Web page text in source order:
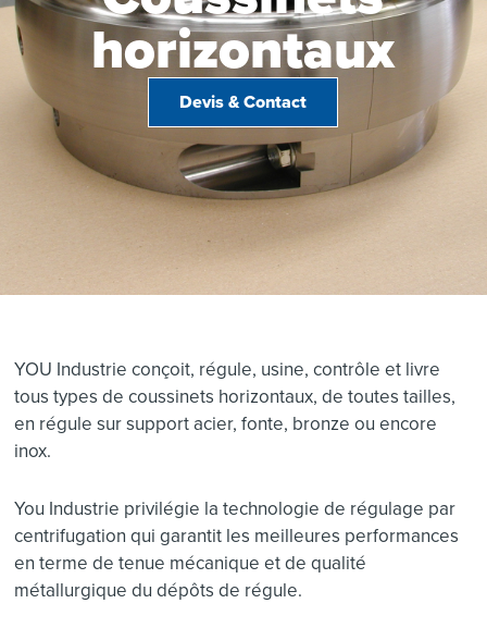
horizontaux
Devis & Contact
YOU Industrie conçoit, régule, usine, contrôle et livre
tous types de coussinets horizontaux, de toutes tailles,
en régule sur support acier, fonte, bronze ou encore
inox.
You Industrie privilégie la technologie de régulage par
centrifugation qui garantit les meilleures performances
en terme de tenue mécanique et de qualité
métallurgique du dépôts de régule.